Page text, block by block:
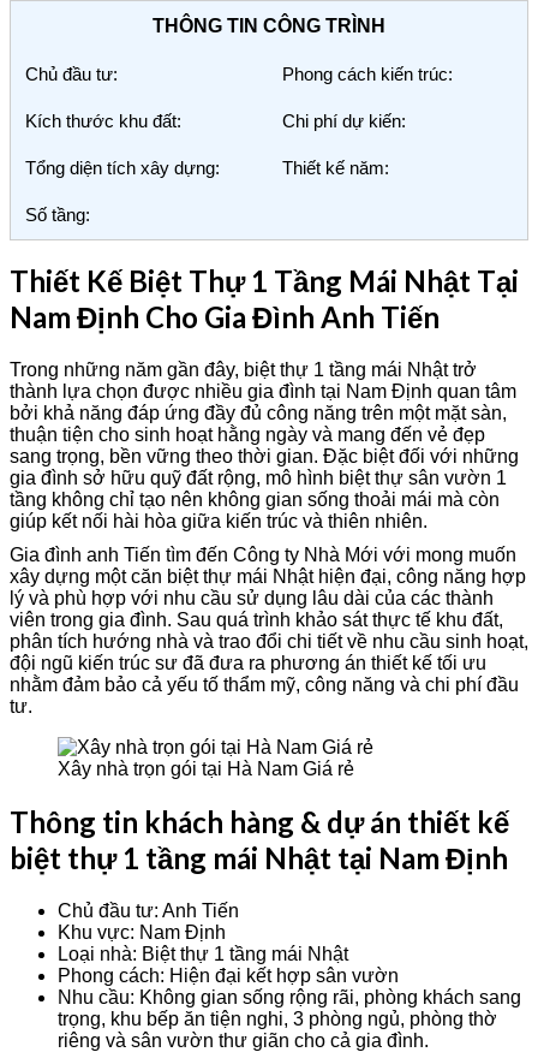
THÔNG TIN CÔNG TRÌNH
Chủ đầu tư: Phong cách kiến trúc:
Kích thước khu đất: Chi phí dự kiến:
Tổng diện tích xây dựng: Thiết kế năm:
Số tầng:
Thiết Kế Biệt Thự 1 Tầng Mái Nhật Tại
Nam Định Cho Gia Đình Anh Tiến
Trong những năm gần đây, biệt thự 1 tầng mái Nhật trở
thành lựa chọn được nhiều gia đình tại Nam Định quan tâm
bởi khả năng đáp ứng đầy đủ công năng trên một mặt sàn,
thuận tiện cho sinh hoạt hằng ngày và mang đến vẻ đẹp
sang trọng, bền vững theo thời gian. Đặc biệt đối với những
gia đình sở hữu quỹ đất rộng, mô hình biệt thự sân vườn 1
tầng không chỉ tạo nên không gian sống thoải mái mà còn
giúp kết nối hài hòa giữa kiến trúc và thiên nhiên.
Gia đình anh Tiến tìm đến Công ty Nhà Mới với mong muốn
xây dựng một căn biệt thự mái Nhật hiện đại, công năng hợp
lý và phù hợp với nhu cầu sử dụng lâu dài của các thành
viên trong gia đình. Sau quá trình khảo sát thực tế khu đất,
phân tích hướng nhà và trao đổi chi tiết về nhu cầu sinh hoạt,
đội ngũ kiến trúc sư đã đưa ra phương án thiết kế tối ưu
nhằm đảm bảo cả yếu tố thẩm mỹ, công năng và chi phí đầu
tư.
Xây nhà trọn gói tại Hà Nam Giá rẻ
Thông tin khách hàng & dự án thiết kế
biệt thự 1 tầng mái Nhật tại Nam Định
Chủ đầu tư: Anh Tiến
Khu vực: Nam Định
Loại nhà: Biệt thự 1 tầng mái Nhật
Phong cách: Hiện đại kết hợp sân vườn
Nhu cầu: Không gian sống rộng rãi, phòng khách sang
trọng, khu bếp ăn tiện nghi, 3 phòng ngủ, phòng thờ
riêng và sân vườn thư giãn cho cả gia đình.